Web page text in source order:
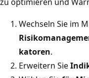
Wechseln Sie im
katoren.
Erweitern Sie